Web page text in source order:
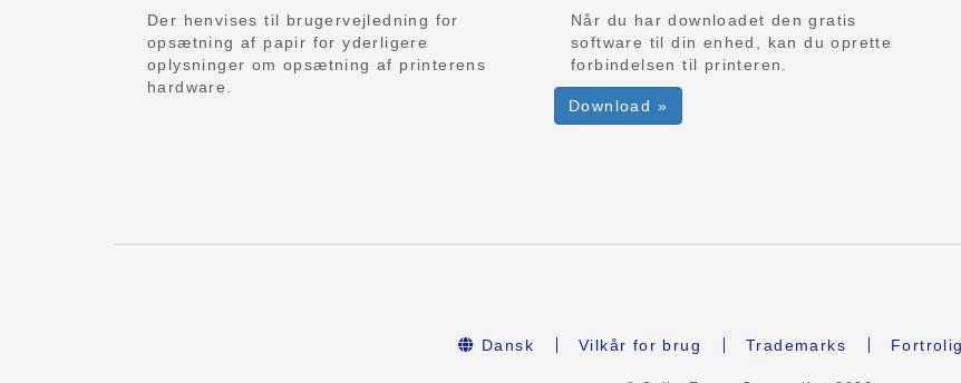
Der henvises til brugervejledning for
opsætning af papir for yderligere
oplysninger om opsætning af printerens
hardware.
Når du har downloadet den gratis
software til din enhed, kan du oprette
forbindelsen til printeren.
Download »
Dansk Vilkår for brug Trademarks